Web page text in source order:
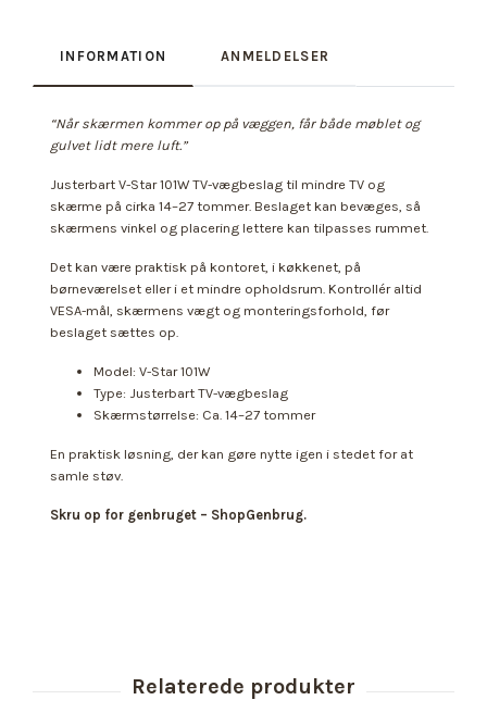
INFORMATION ANMELDELSER
“Når skærmen kommer op på væggen, får både møblet og
gulvet lidt mere luft.”
Justerbart V-Star 101W TV-vægbeslag til mindre TV og
skærme på cirka 14–27 tommer. Beslaget kan bevæges, så
skærmens vinkel og placering lettere kan tilpasses rummet.
Det kan være praktisk på kontoret, i køkkenet, på
børneværelset eller i et mindre opholdsrum. Kontrollér altid
VESA-mål, skærmens vægt og monteringsforhold, før
beslaget sættes op.
Model: V-Star 101W
Type: Justerbart TV-vægbeslag
Skærmstørrelse: Ca. 14–27 tommer
En praktisk løsning, der kan gøre nytte igen i stedet for at
samle støv.
Skru op for genbruget – ShopGenbrug.